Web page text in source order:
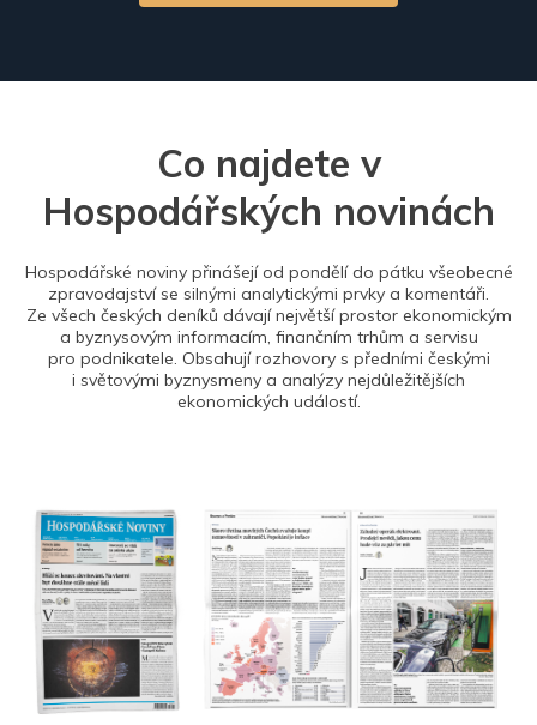
Co najdete v
Hospodářských novinách
Hospodářské noviny přinášejí od pondělí do pátku všeobecné
zpravodajství se silnými analytickými prvky a komentáři.
Ze všech českých deníků dávají největší prostor ekonomickým
a byznysovým informacím, finančním trhům a servisu
pro podnikatele. Obsahují rozhovory s předními českými
i světovými byznysmeny a analýzy nejdůležitějších
ekonomických událostí.